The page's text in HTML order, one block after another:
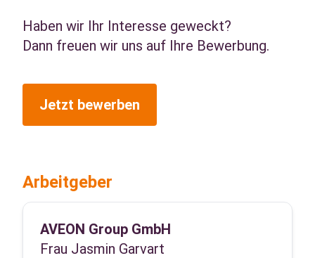
Haben wir Ihr Interesse geweckt?
Dann freuen wir uns auf Ihre Bewerbung.
Jetzt bewerben
Arbeitgeber
AVEON Group GmbH
Frau Jasmin Garvart